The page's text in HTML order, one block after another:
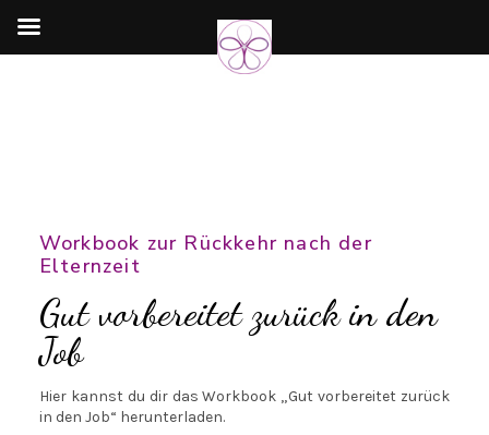
Workbook zur Rückkehr nach der
Elternzeit
Gut vorbereitet zurück in den
Job
Hier kannst du dir das Workbook „Gut vorbereitet zurück
in den Job“ herunterladen.